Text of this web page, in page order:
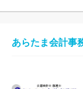
あらたま会計事